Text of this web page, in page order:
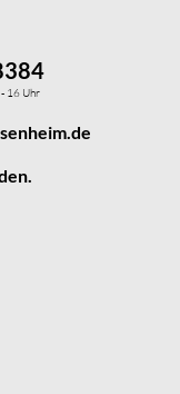
16 Uhr